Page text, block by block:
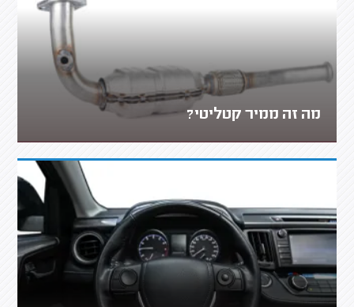
מה זה ממיר קטליטי?